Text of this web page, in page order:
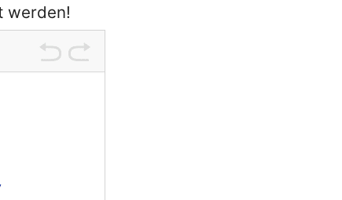
werden!